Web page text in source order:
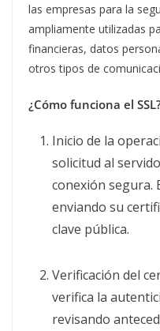
las empresas para la
ampliamente utilizadas
financieras, datos
otros tipos de
¿Cómo funciona el
Inicio de la
solicitud al
conexión segura.
enviando su
clave pública.
Verificación del
verifica la
revisando